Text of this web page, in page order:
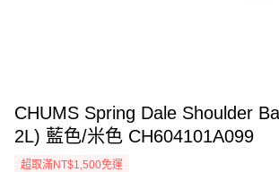
CHUMS Spring Dale Shoulder
2L) 藍色/米色 CH604101A099
超取滿NT$1,500免運